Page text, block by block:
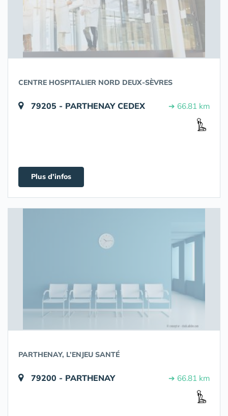
CENTRE HOSPITALIER NORD DEUX-SÈVRES
79205 - PARTHENAY CEDEX ➔ 66.81 km
Plus d'infos
PARTHENAY, L’ENJEU SANTÉ
79200 - PARTHENAY ➔ 66.81 km